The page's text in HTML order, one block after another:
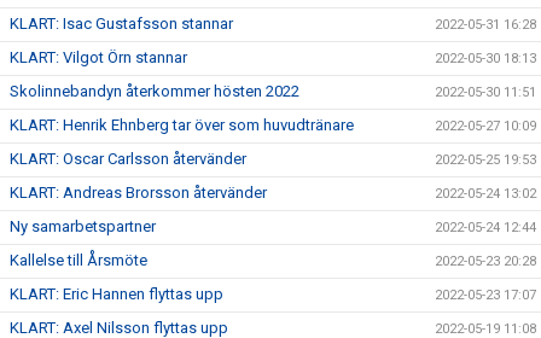
KLART: Isac Gustafsson stannar 2022-05-31 16:28
KLART: Vilgot Örn stannar 2022-05-30 18:13
Skolinnebandyn återkommer hösten 2022 2022-05-30 11:51
KLART: Henrik Ehnberg tar över som huvudtränare 2022-05-27 10:09
KLART: Oscar Carlsson återvänder 2022-05-25 19:53
KLART: Andreas Brorsson återvänder 2022-05-24 13:02
Ny samarbetspartner 2022-05-24 12:44
Kallelse till Årsmöte 2022-05-23 20:28
KLART: Eric Hannen flyttas upp 2022-05-23 17:07
KLART: Axel Nilsson flyttas upp 2022-05-19 11:08